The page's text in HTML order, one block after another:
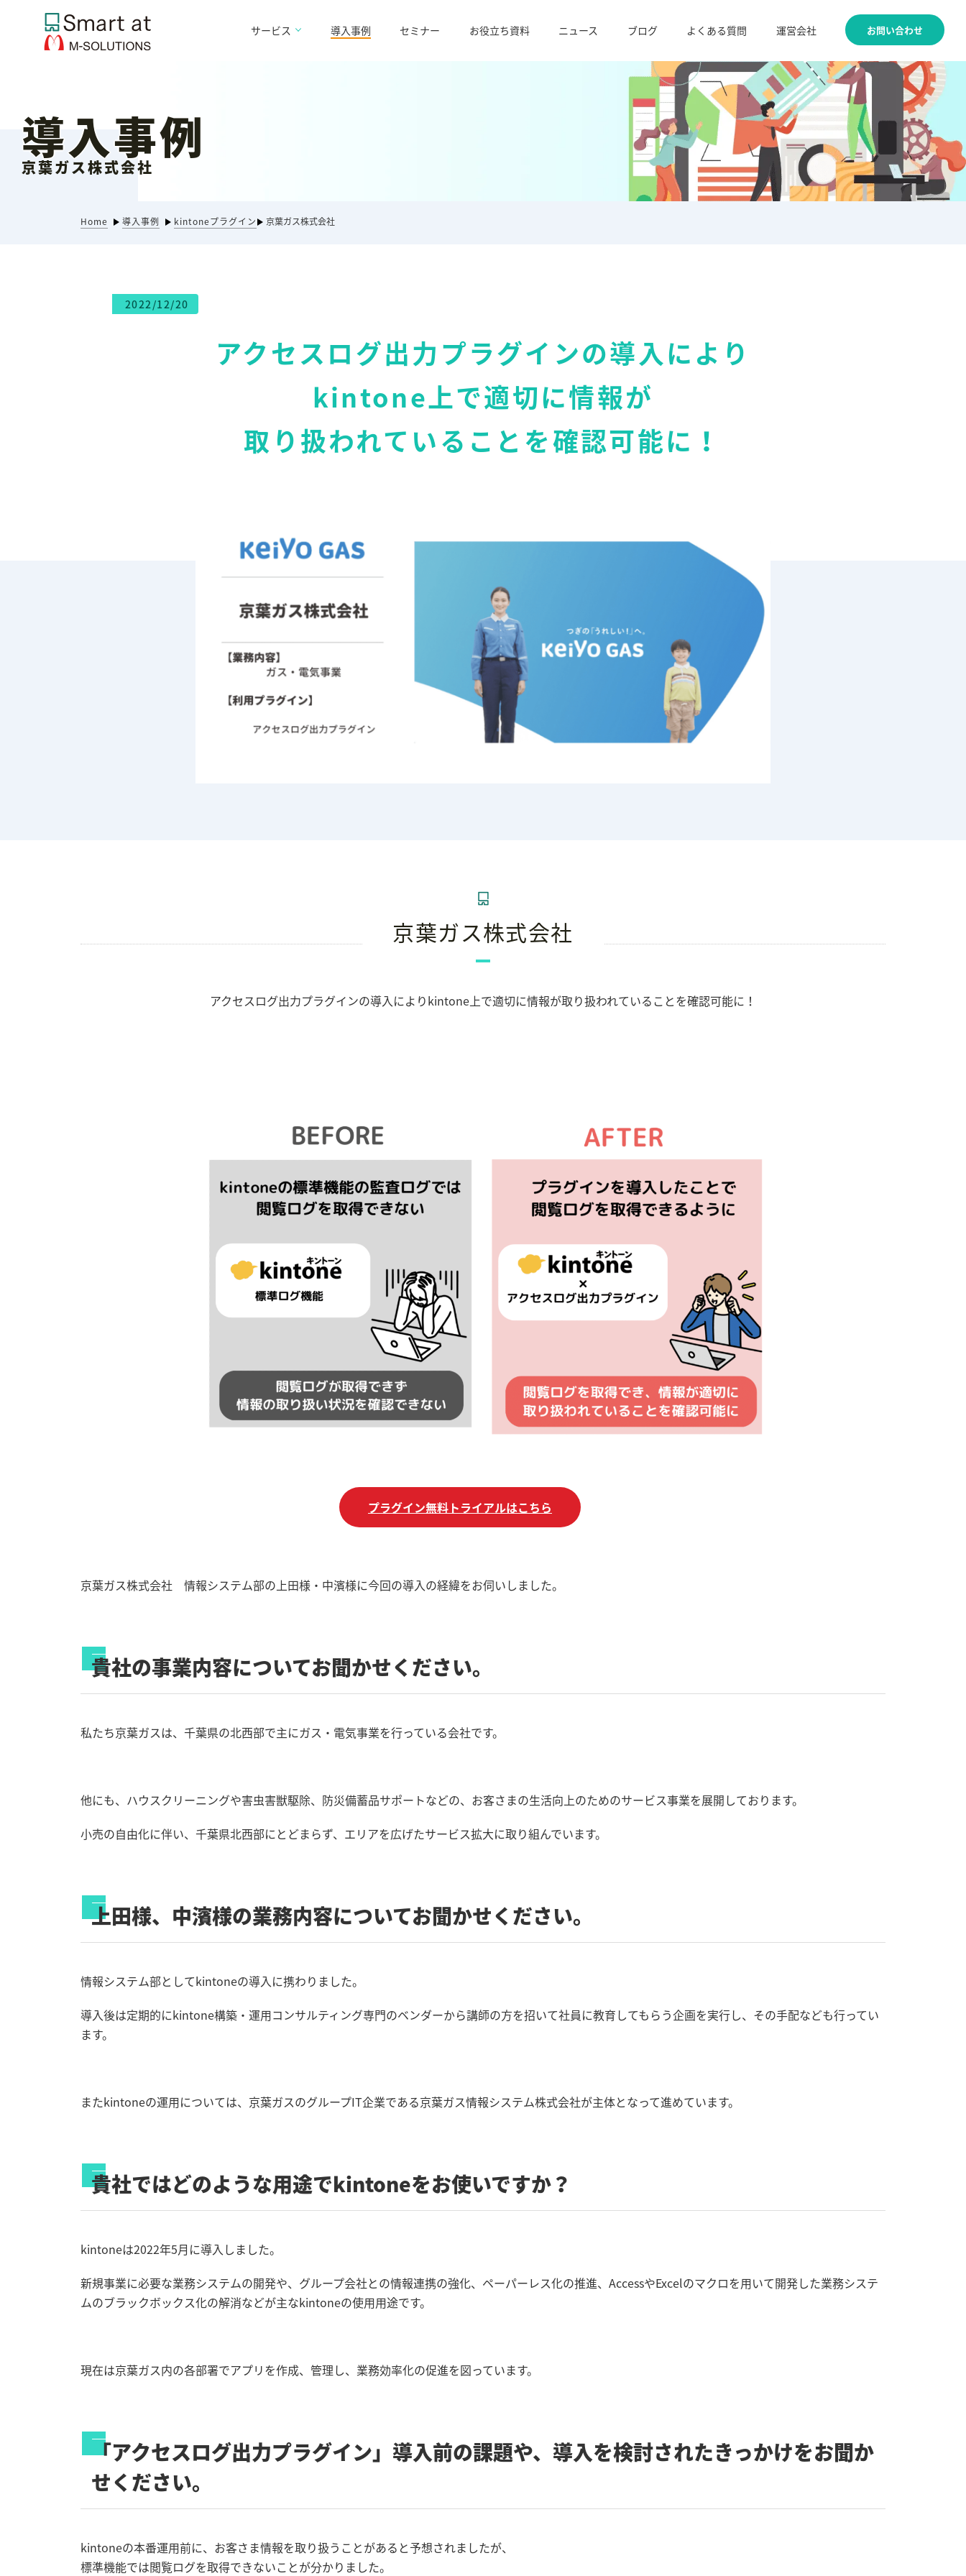
サービス 導入事例 セミナー お役立ち資料 ニュース ブログ よくある質問 運営会社 お問い合わせ
導入事例
京葉ガス株式会社
Home 導入事例 kintoneプラグイン 京葉ガス株式会社
2022/12/20
アクセスログ出力プラグインの導入により
kintone上で適切に情報が
取り扱われていることを確認可能に！
京葉ガス株式会社
アクセスログ出力プラグインの導入によりkintone上で適切に情報が取り扱われていることを確認可能に！
プラグイン無料トライアルはこちら
京葉ガス株式会社 情報システム部の上田様・中濱様に今回の導入の経緯をお伺いしました。
貴社の事業内容についてお聞かせください。
私たち京葉ガスは、千葉県の北西部で主にガス・電気事業を行っている会社です。
他にも、ハウスクリーニングや害虫害獣駆除、防災備蓄品サポートなどの、お客さまの生活向上のためのサービス事業を展開しております。
小売の自由化に伴い、千葉県北西部にとどまらず、エリアを広げたサービス拡大に取り組んでいます。
上田様、中濱様の業務内容についてお聞かせください。
情報システム部としてkintoneの導入に携わりました。
導入後は定期的にkintone構築・運用コンサルティング専門のベンダーから講師の方を招いて社員に教育してもらう企画を実行し、その手配なども行ってい
ます。
またkintoneの運用については、京葉ガスのグループIT企業である京葉ガス情報システム株式会社が主体となって進めています。
貴社ではどのような用途でkintoneをお使いですか？
kintoneは2022年5月に導入しました。
新規事業に必要な業務システムの開発や、グループ会社との情報連携の強化、ペーパーレス化の推進、AccessやExcelのマクロを用いて開発した業務システ
ムのブラックボックス化の解消などが主なkintoneの使用用途です。
現在は京葉ガス内の各部署でアプリを作成、管理し、業務効率化の促進を図っています。
「アクセスログ出力プラグイン」導入前の課題や、導入を検討されたきっかけをお聞か
せください。
kintoneの本番運用前に、お客さま情報を取り扱うことがあると予想されましたが、
標準機能では閲覧ログを取得できないことが分かりました。